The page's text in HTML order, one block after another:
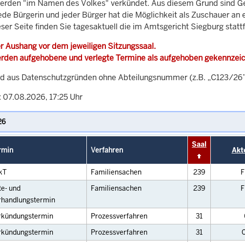
"im Namen des Volkes" verkündet. Aus diesem Grund sind
Bürgerin und jeder Bürger hat die Möglichkeit als Zuschauer
Seite finden Sie tagesaktuell die im Amtsgericht Siegburg
Aushang vor dem jeweiligen Sitzungssaal.
aufgehobene und verlegte Termine als aufgehoben
aus Datenschutzgründen ohne Abteilungsnummer (z.B. „C123/
17:25 Uhr
Verfahren
Saal
Familiensachen 239
und
Familiensachen 239
Prozessverfahren 31
Prozessverfahren 31